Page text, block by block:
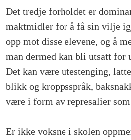
Det tredje forholdet er
maktmidler for å få sin vilje
opp mot disse elevene, og å
man dermed kan bli utsatt
Det kan være utestenging,
blikk og kroppsspråk,
være i form av represalier
Er ikke voksne i skolen